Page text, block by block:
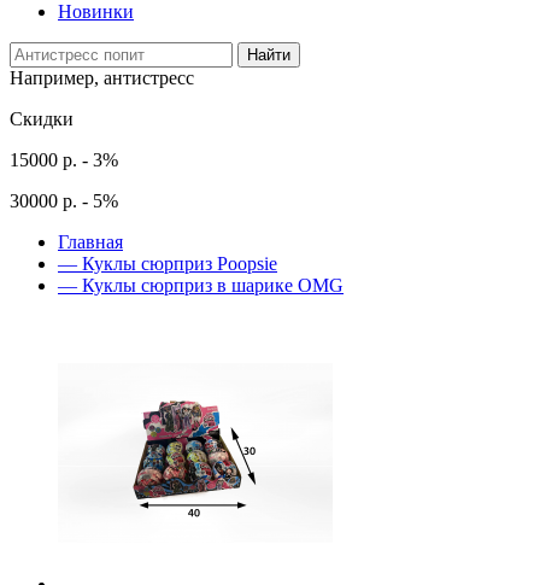
Новинки
Найти
Например, антистресс
Скидки
15000 р. - 3%
30000 р. - 5%
Главная
— Куклы сюрприз Poopsie
— Куклы сюрприз в шарике OMG